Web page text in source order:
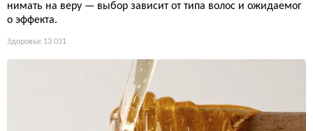
нимать на веру — выбор зависит от типа волос и ожидаемог
о эффекта.
Здоровье 13 031